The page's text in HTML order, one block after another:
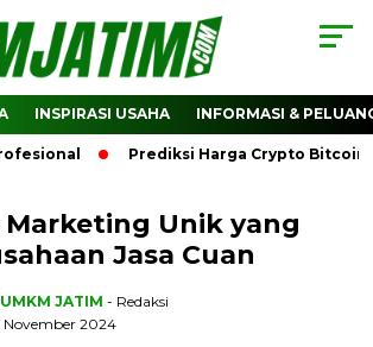
INSPIRASI USAHA INFORMASI &
Prediksi Harga Crypto Bitcoin:
Marketing Unik yang
Jasa Cuan
JATIM - Redaksi
November 2024